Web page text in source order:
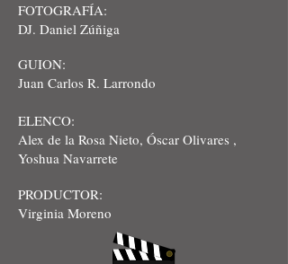
FOTOGRAFÍA:
DJ. Daniel Zúñiga
GUION:
Juan Carlos R. Larrondo
ELENCO:
Alex de la Rosa Nieto, Óscar Olivares ,
Yoshua Navarrete
PRODUCTOR:
Virginia Moreno